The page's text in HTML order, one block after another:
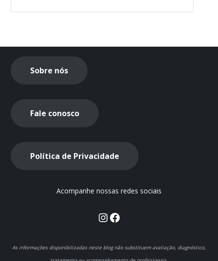
Sobre nós
Fale conosco
Política de Privacidade
Acompanhe nossas redes sociais
Instagram
Facebook
As informações disponibilizadas neste blog não substituem avaliação, diagnóstico,